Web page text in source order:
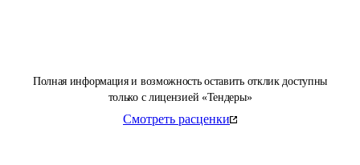
Полная информация и возможность оставить отклик доступны
только с лицензией «Тендеры»
Смотреть расценки